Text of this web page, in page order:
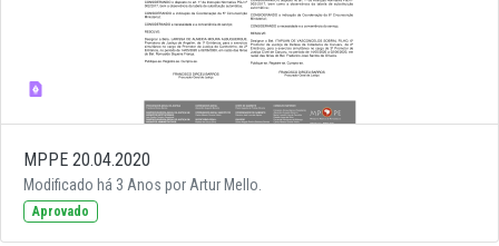
MPPE 20.04.2020
Modificado há 3 Anos por Artur Mello.
Aprovado